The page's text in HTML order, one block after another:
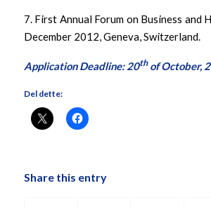
7. First Annual Forum on Business and
December 2012, Geneva, Switzerland.
Application Deadline: 20thof October,
Del dette:
Share this entry